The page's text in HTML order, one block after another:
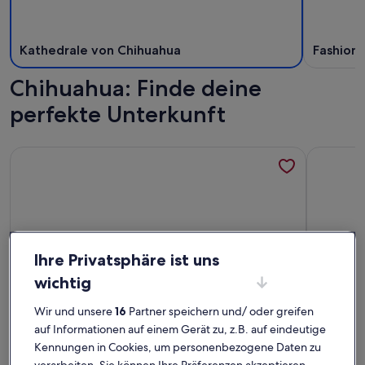
Kathedrale von Chihuahua Fashion
Chihuahua: Finde deine
perfekte Unterkunft
Ihre Privatsphäre ist uns
wichtig
Wir und unsere16 Partner speichern und/ oder greifen
auf Informationen auf einem Gerät zu, z.B. auf eindeutige
Kennungen in Cookies, um personenbezogene Daten zu